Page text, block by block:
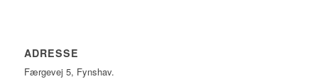
ADRESSE
Færgevej 5, Fynshav.